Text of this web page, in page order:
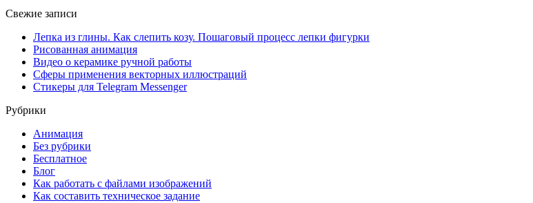
Свежие записи
Лепка из глины. Как слепить козу. Пошаговый процесс лепки фигурки
Рисованная анимация
Видео о керамике ручной работы
Сферы применения векторных иллюстраций
Стикеры для Telegram Messenger
Рубрики
Анимация
Без рубрики
Бесплатное
Блог
Как работать с файлами изображений
Как составить техническое задание